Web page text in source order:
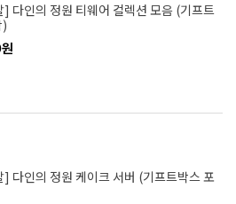
] 다인의 정원 티웨어 컬렉션 모음 (기프트
)
다인의 정원 케이크 서버 (기프트박스 포